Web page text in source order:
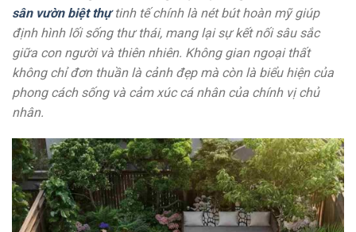
sân vườn biệt thựtinh tế chính là nét bút hoàn mỹ giúp
định hình lối sống thư thái, mang lại sự kết nối sâu sắc
giữa con người và thiên nhiên. Không gian ngoại thất
không chỉ đơn thuần là cảnh đẹp mà còn là biểu hiện của
phong cách sống và cảm xúc cá nhân của chính vị chủ
nhân.